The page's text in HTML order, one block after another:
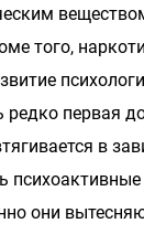
того,
первая
в
они